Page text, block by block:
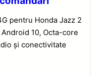
pentru Honda Jazz 2
10, Octa-core
și conectivitate